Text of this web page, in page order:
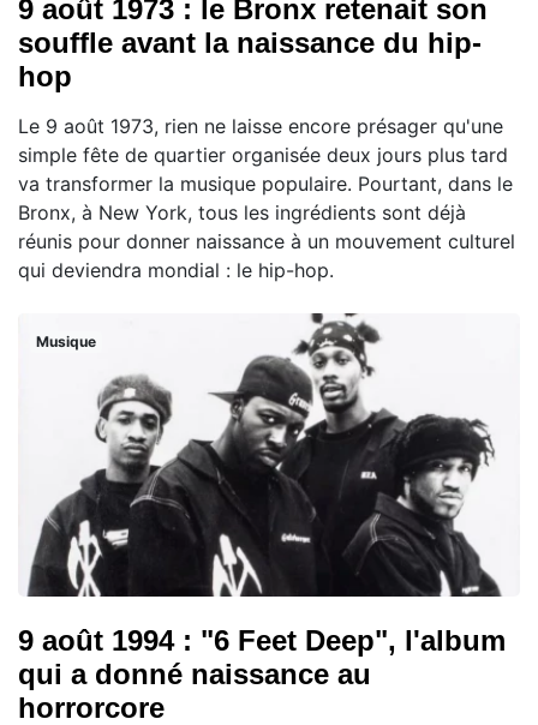
9 août 1973 : le Bronx retenait son
souffle avant la naissance du hip-
hop
Le 9 août 1973, rien ne laisse encore présager qu'une
simple fête de quartier organisée deux jours plus tard
va transformer la musique populaire. Pourtant, dans le
Bronx, à New York, tous les ingrédients sont déjà
réunis pour donner naissance à un mouvement culturel
qui deviendra mondial : le hip-hop.
Musique
9 août 1994 : "6 Feet Deep", l'album
qui a donné naissance au
horrorcore